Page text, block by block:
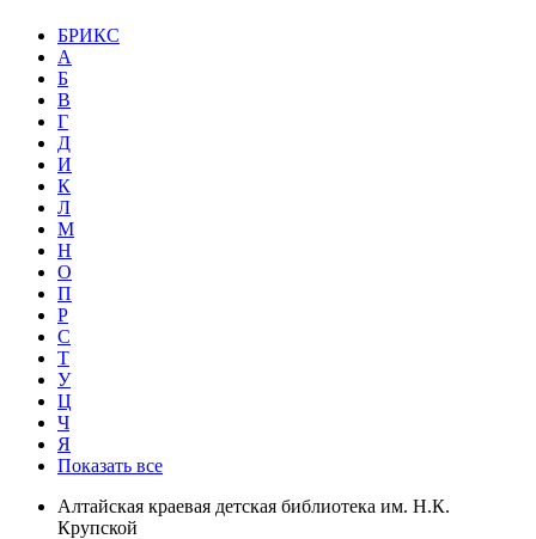
БРИКС
А
Б
В
Г
Д
И
К
Л
М
Н
О
П
Р
С
Т
У
Ц
Ч
Я
Показать все
Алтайская краевая детская библиотека им. Н.К.
Крупской